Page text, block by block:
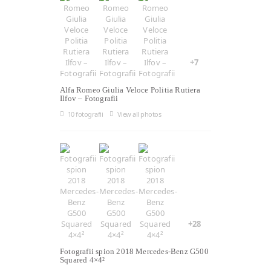
+7
Alfa Romeo Giulia Veloce Politia Rutiera
Ilfov – Fotografii
10 fotografii
View all photos
+28
Fotografii spion 2018 Mercedes-Benz G500
Squared 4×4²